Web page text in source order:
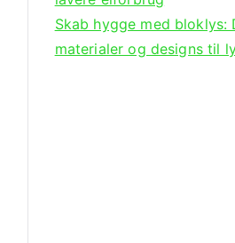
Skab hygge med bloklys:
materialer og designs til